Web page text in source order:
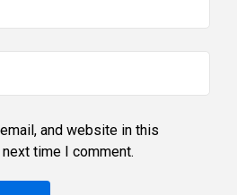
and website in this
time I comment.